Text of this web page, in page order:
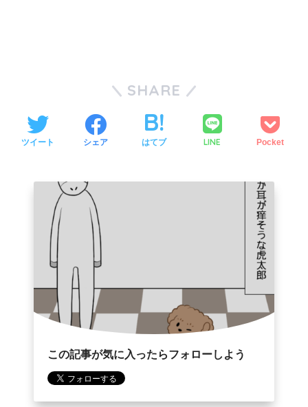
SHARE
ツイート シェア はてブ LINE Pocket
この記事が気に入ったらフォローしよう